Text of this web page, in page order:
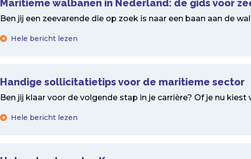
Maritieme walbanen in Nederland: de gids voor
Ben jij een zeevarende die op zoek is naar een baan aan de
Hele bericht lezen
Handige sollicitatietips voor de maritieme sector
Ben jij klaar voor de volgende stap in je carrière? Of je nu
Hele bericht lezen